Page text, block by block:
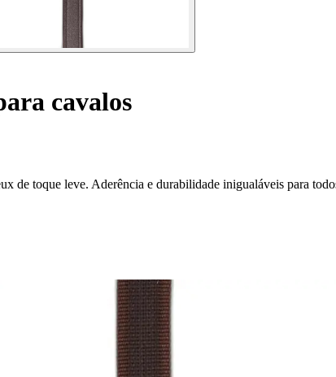
cavalos
de toque leve. Aderência e durabilidade inigualáveis para